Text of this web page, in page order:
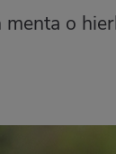
menta o